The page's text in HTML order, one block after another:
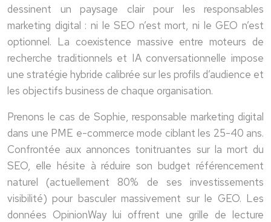
dessinent un paysage clair pour les responsables
marketing digital : ni le SEO n’est mort, ni le GEO n’est
optionnel. La coexistence massive entre moteurs de
recherche traditionnels et IA conversationnelle impose
une stratégie hybride calibrée sur les profils d’audience et
les objectifs business de chaque organisation.
Prenons le cas de Sophie, responsable marketing digital
dans une PME e-commerce mode ciblant les 25-40 ans.
Confrontée aux annonces tonitruantes sur la mort du
SEO, elle hésite à réduire son budget référencement
naturel (actuellement 80% de ses investissements
visibilité) pour basculer massivement sur le GEO. Les
données OpinionWay lui offrent une grille de lecture